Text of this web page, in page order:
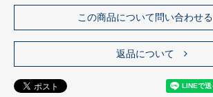
この商品について問い合わせる
返品について